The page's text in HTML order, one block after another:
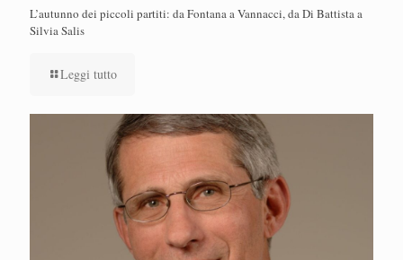
L’autunno dei piccoli partiti: da Fontana a Vannacci, da Di Battista a
Silvia Salis
Leggi tutto